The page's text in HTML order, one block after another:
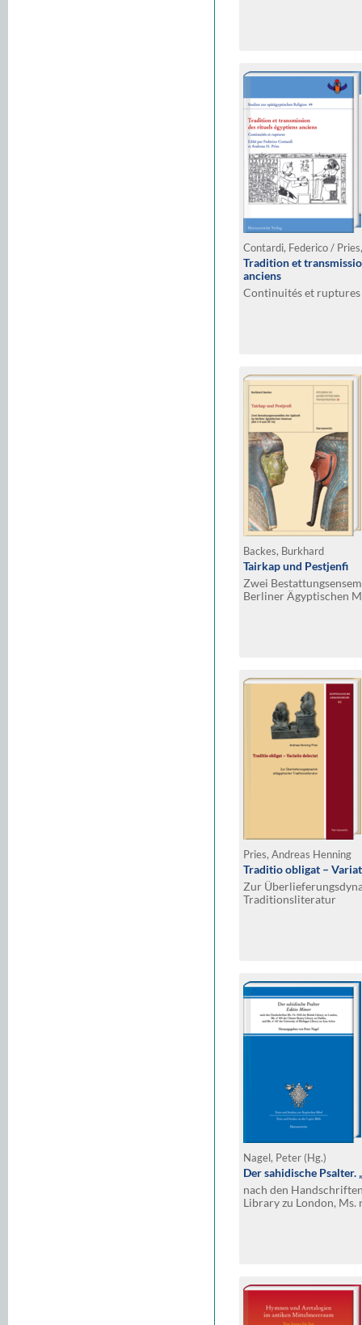
Contardi, Federico /
Tradition et
anciens
Continuités et ruptures
Backes, Burkhard
Tairkap und Pestjenfi
Zwei
Berliner Ägyptischen
Pries, Andreas Henning
Traditio obligat –
Zur
Traditionsliteratur
Nagel, Peter (Hg.)
Der sahidische Psalter.
nach den
Library zu London, Ms.